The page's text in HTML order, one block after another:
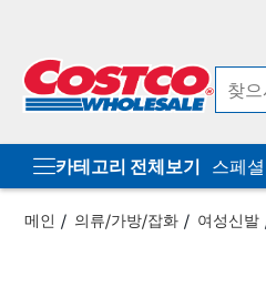
카테고리 전체보기 스페
메인 의류/가방/잡화 여성신발